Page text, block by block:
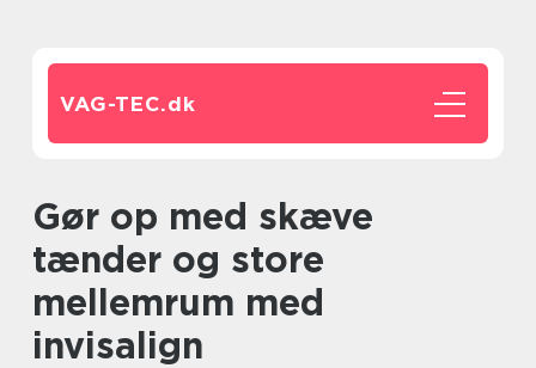
VAG-TEC.dk
Gør op med skæve
tænder og store
mellemrum med
invisalign